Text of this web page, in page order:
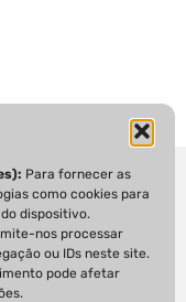
Para fornecer as
como cookies para
dispositivo.
nos processar
ou IDs neste site.
pode afetar